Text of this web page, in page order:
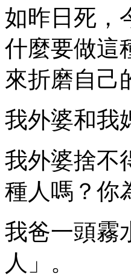
如昨日死，
什麼要做這
來折磨自己
我外婆和我
我外婆捨不
種人嗎？你
我爸一頭霧
人」。